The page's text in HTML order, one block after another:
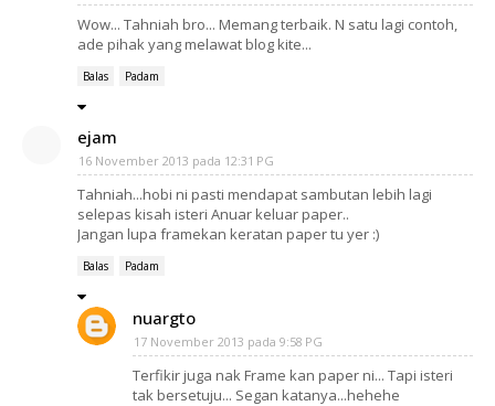
Wow... Tahniah bro... Memang terbaik. N satu lagi contoh,
ade pihak yang melawat blog kite...
Balas Padam
ejam
16 November 2013 pada 12:31 PG
Tahniah...hobi ni pasti mendapat sambutan lebih lagi
selepas kisah isteri Anuar keluar paper..
Jangan lupa framekan keratan paper tu yer :)
Balas Padam
nuargto
17 November 2013 pada 9:58 PG
Terfikir juga nak Frame kan paper ni... Tapi isteri
tak bersetuju... Segan katanya...hehehe